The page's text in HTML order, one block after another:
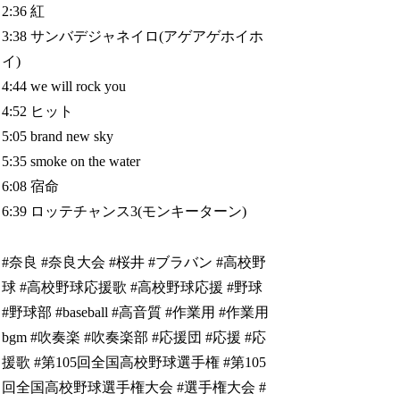
2:36 紅
3:38 サンバデジャネイロ(アゲアゲホイホ
イ)
4:44 we will rock you
4:52 ヒット
5:05 brand new sky
5:35 smoke on the water
6:08 宿命
6:39 ロッテチャンス3(モンキーターン)
#奈良 #奈良大会 #桜井 #ブラバン #高校野
球 #高校野球応援歌 #高校野球応援 #野球
#野球部 #baseball #高音質 #作業用 #作業用
bgm #吹奏楽 #吹奏楽部 #応援団 #応援 #応
援歌 #第105回全国高校野球選手権 #第105
回全国高校野球選手権大会 #選手権大会 #